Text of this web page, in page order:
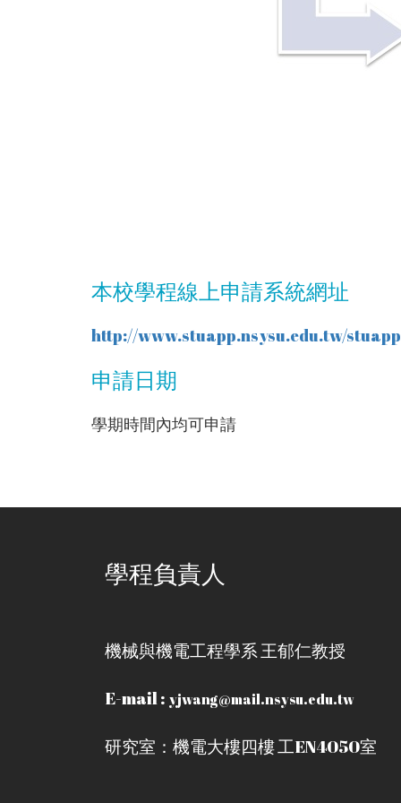
本校學程線上申請系統網址
http://www.stuapp.nsysu.edu.tw/
申請日期
學期時間內均可申請
學程負責人
機械與機電工程學系 王郁仁教授
E-mail : yjwang@mail.nsysu.edu.tw
研究室：機電大樓四樓 工EN4050室